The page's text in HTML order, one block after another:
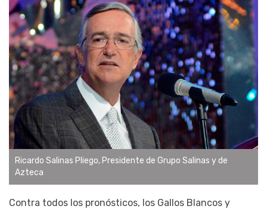
Ricardo Salinas Pliego, Presidente de Grupo Salinas y de
Azteca
Contra todos los pronósticos, los Gallos Blancos y